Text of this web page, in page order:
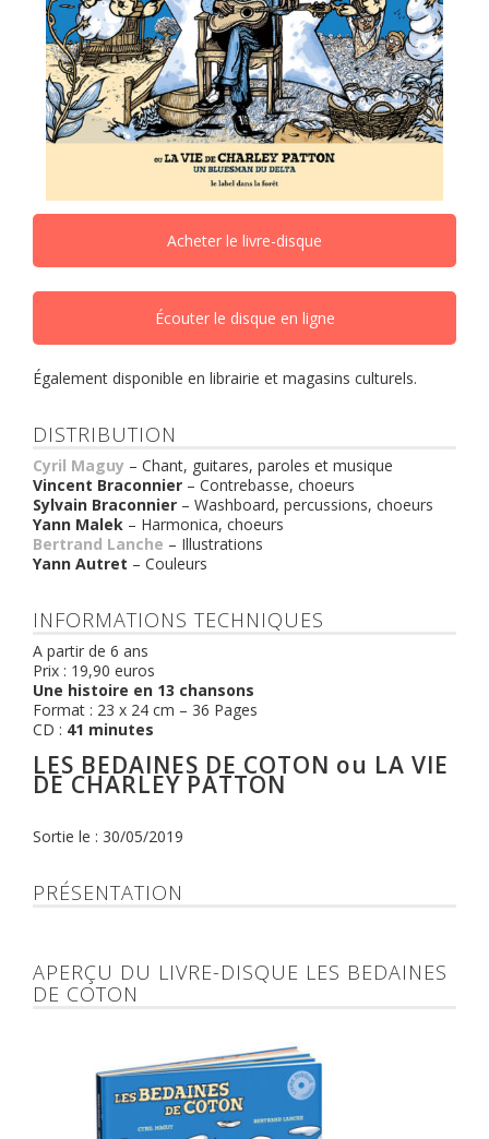
Acheter le livre-disque
Écouter le disque en ligne
Également disponible en librairie et magasins culturels.
DISTRIBUTION
Cyril Maguy – Chant, guitares, paroles et musique
Vincent Braconnier – Contrebasse, choeurs
Sylvain Braconnier – Washboard, percussions, choeurs
Yann Malek – Harmonica, choeurs
Bertrand Lanche – Illustrations
Yann Autret – Couleurs
INFORMATIONS TECHNIQUES
A partir de 6 ans
Prix : 19,90 euros
Une histoire en 13 chansons
Format : 23 x 24 cm – 36 Pages
CD : 41 minutes
LES BEDAINES DE COTON ou LA VIE
DE CHARLEY PATTON
Sortie le : 30/05/2019
PRÉSENTATION
APERÇU DU LIVRE-DISQUE LES BEDAINES
DE COTON